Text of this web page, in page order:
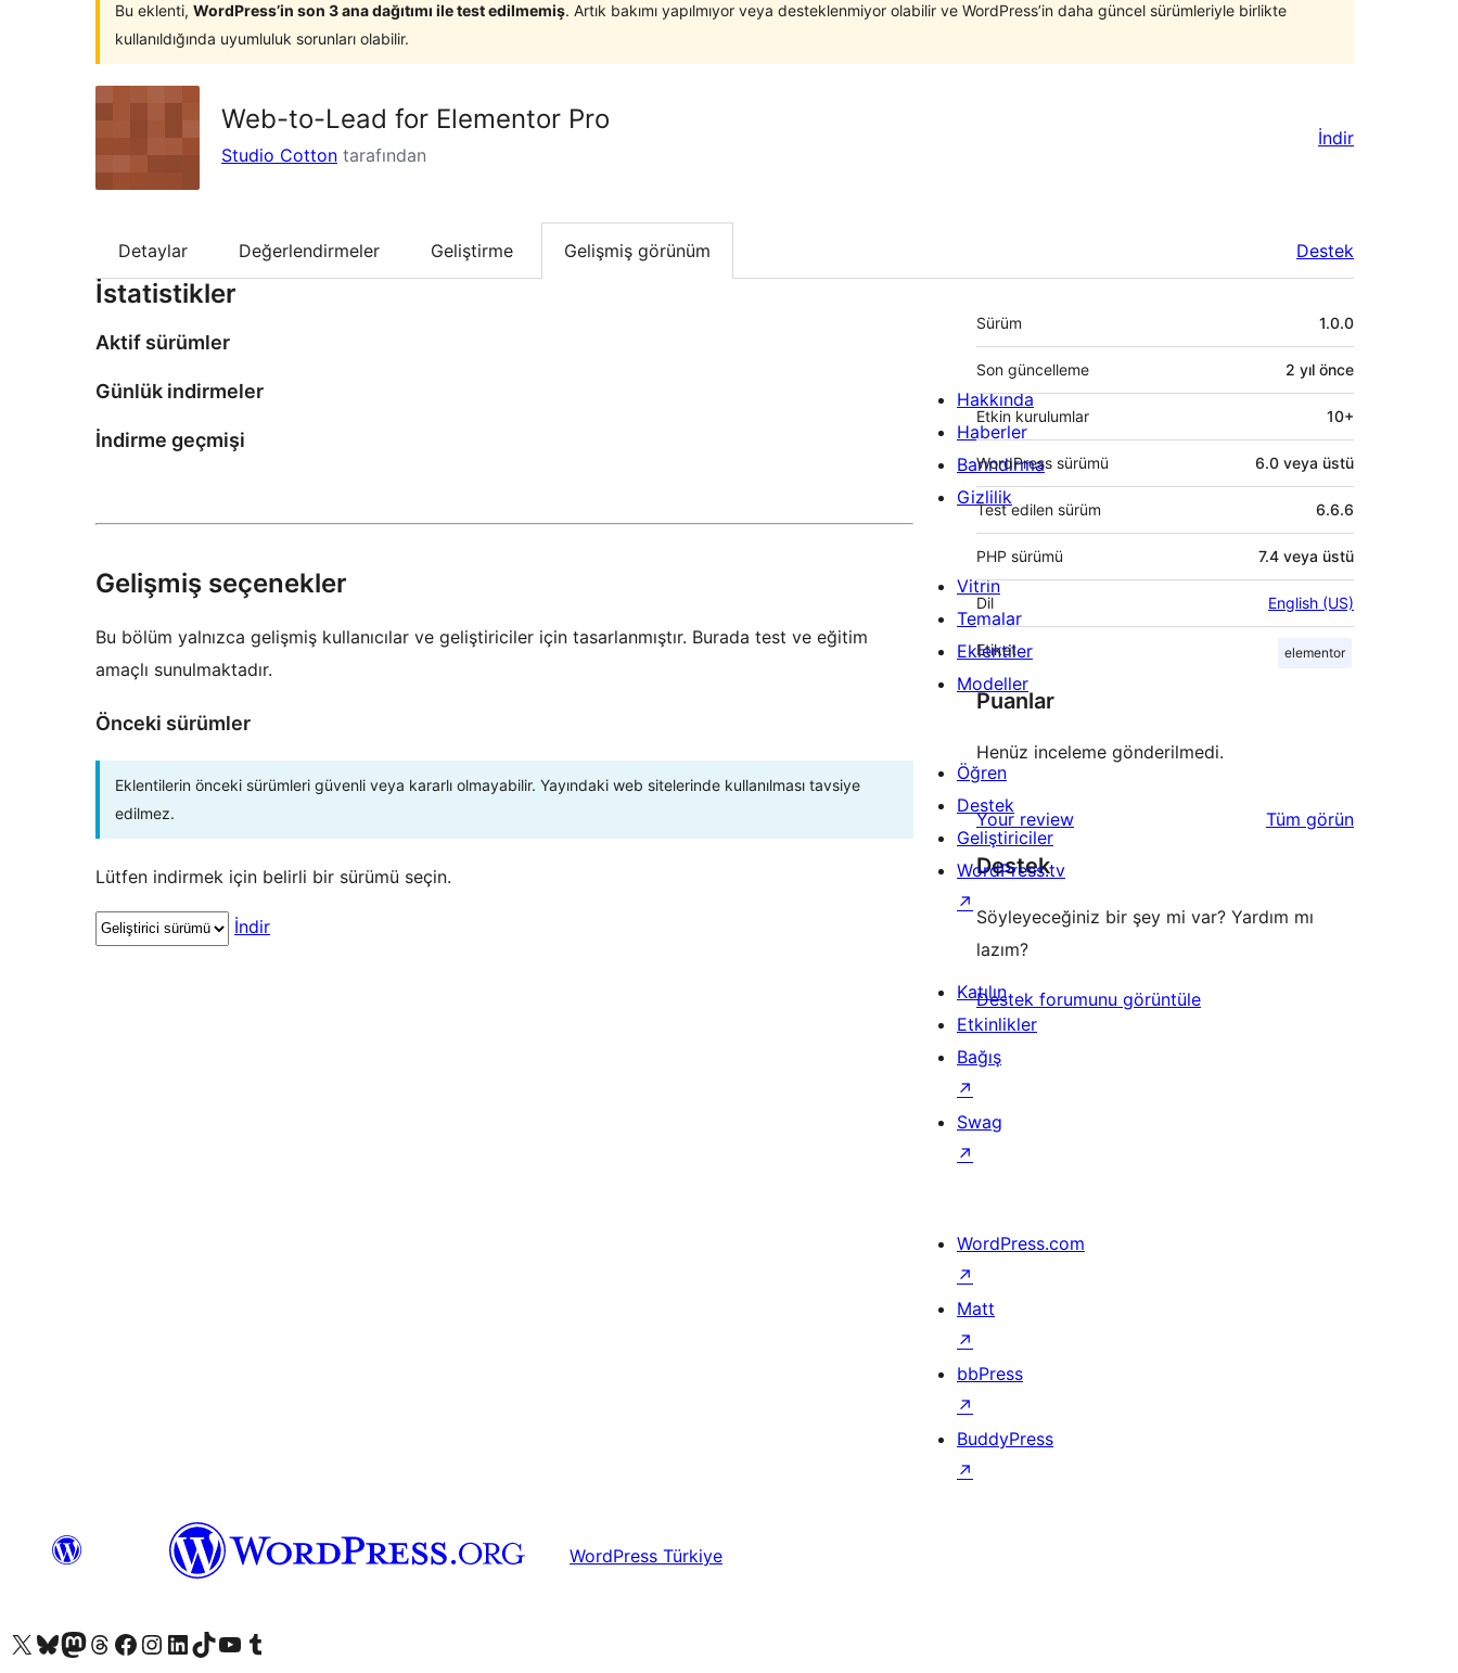
Bu eklenti, WordPress’in son 3 ana dağıtımı ile test edilmemiş. Artık bakımı yapılmıyor veya desteklenmiyor olabilir ve WordPress’in daha güncel sürümleriyle birlikte
kullanıldığında uyumluluk sorunları olabilir.
Web-to-Lead for Elementor Pro
Studio Cotton tarafından
İndir
Detaylar Değerlendirmeler Geliştirme Gelişmiş görünüm Destek
İstatistikler
Aktif sürümler
Günlük indirmeler
İndirme geçmişi
Gelişmiş seçenekler
Bu bölüm yalnızca gelişmiş kullanıcılar ve geliştiriciler için tasarlanmıştır. Burada test ve eğitim
amaçlı sunulmaktadır.
Önceki sürümler
Eklentilerin önceki sürümleri güvenli veya kararlı olmayabilir. Yayındaki web sitelerinde kullanılması tavsiye
edilmez.
Lütfen indirmek için belirli bir sürümü seçin.
İndir
Meta
Sürüm 1.0.0
Son güncelleme 2 yıl önce
Etkin kurulumlar 10+
WordPress sürümü 6.0 veya üstü
Test edilen sürüm 6.6.6
PHP sürümü 7.4 veya üstü
Dil English (US)
Etiket elementor
Puanlar
Henüz inceleme gönderilmedi.
Your review Tüm değerlendirmeleri
görün
Destek
Söyleyeceğiniz bir şey mi var? Yardım mı
lazım?
Destek forumunu görüntüle
Hakkında
Haberler
Barındırma
Gizlilik
Vitrin
Temalar
Eklentiler
Modeller
Öğren
Destek
Geliştiriciler
WordPress.tv
↗
Katılın
Etkinlikler
Bağış
↗
Swag
↗
WordPress.com
↗
Matt
↗
bbPress
↗
BuddyPress
↗
WordPress Türkiye
X (eski Twitter) hesabımıza bakın
Bluesky hesabımızı ziyaret edinMastodon hesabımızı ziyaret edinThreads hesabımızı ziyaret edinFacebook sayfamızı ziyaret edinInstagram hesabımızı ziyaret edinLinkedIn hesabımızı ziyaret edinTikTok hesabımızı ziyaret edinYouTube kanalımızı ziyaret edinTumblr hesabımızı ziyaret edin